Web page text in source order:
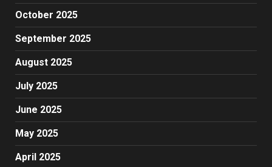
October 2025
September 2025
August 2025
July 2025
June 2025
May 2025
April 2025